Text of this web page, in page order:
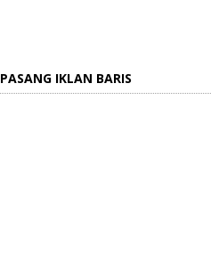
PASANG IKLAN BARIS